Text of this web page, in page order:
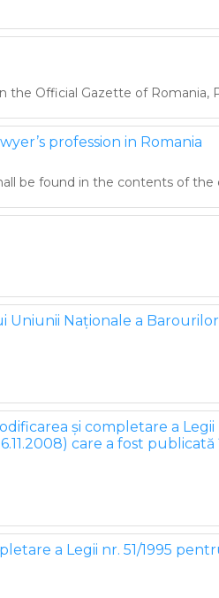
the Official Gazette of Romania,
profession in Romania
be found in the contents of
Uniunii Naţionale a
şi completare a
care a fost
a Legii nr. 51/1995